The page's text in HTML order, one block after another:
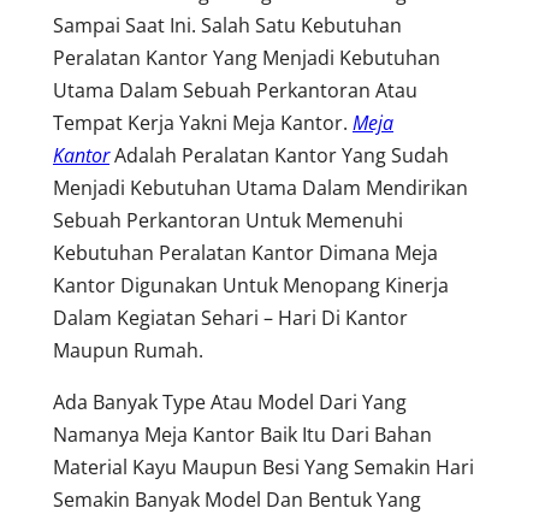
Sampai Saat Ini. Salah Satu Kebutuhan
Peralatan Kantor Yang Menjadi Kebutuhan
Utama Dalam Sebuah Perkantoran Atau
Tempat Kerja Yakni Meja Kantor. Meja
KantorAdalah Peralatan Kantor Yang Sudah
Menjadi Kebutuhan Utama Dalam Mendirikan
Sebuah Perkantoran Untuk Memenuhi
Kebutuhan Peralatan Kantor Dimana Meja
Kantor Digunakan Untuk Menopang Kinerja
Dalam Kegiatan Sehari – Hari Di Kantor
Maupun Rumah.
Ada Banyak Type Atau Model Dari Yang
Namanya Meja Kantor Baik Itu Dari Bahan
Material Kayu Maupun Besi Yang Semakin Hari
Semakin Banyak Model Dan Bentuk Yang